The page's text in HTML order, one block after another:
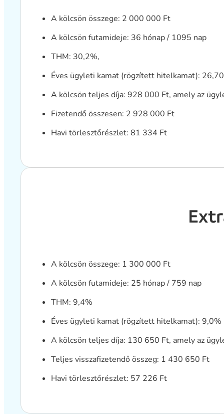
A kölcsön összege: 2 000 000 Ft
A kölcsön futamideje: 36 hónap / 1095 nap
THM: 30,2%,
Éves ügyleti kamat (rögzített hitelkamat):
A kölcsön teljes díja: 928 000 Ft, amely az
Fizetendő összesen: 2 928 000 Ft
Havi törlesztőrészlet: 81 334 Ft
A kölcsön összege: 1 300 000 Ft
A kölcsön futamideje: 25 hónap / 759 nap
THM: 9,4%
Éves ügyleti kamat (rögzített hitelkamat): 9,0%
A kölcsön teljes díja: 130 650 Ft, amely az
Teljes visszafizetendő összeg: 1 430 650 Ft
Havi törlesztőrészlet: 57 226 Ft